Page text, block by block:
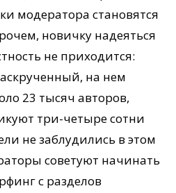
модератора становятся
новичку надеяться
не приходится:
на нем
23 тысяч авторов,
три-четыре сотни
не заблудились в этом
советуют начинать
с разделов